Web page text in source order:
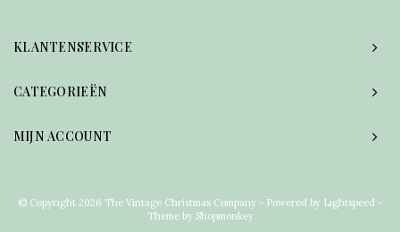
KLANTENSERVICE
CATEGORIEËN
MIJN ACCOUNT
© Copyright 2026 The Vintage Christmas Company - Powered by Lightspeed -
Theme by Shopmonkey